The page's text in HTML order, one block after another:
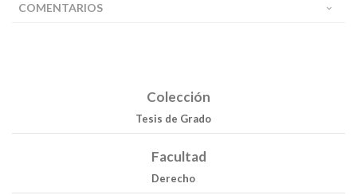
COMENTARIOS
Colección
Tesis de Grado
Facultad
Derecho